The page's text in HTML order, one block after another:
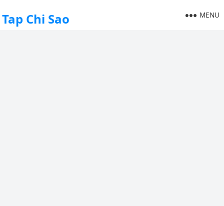
Tap Chi Sao MENU